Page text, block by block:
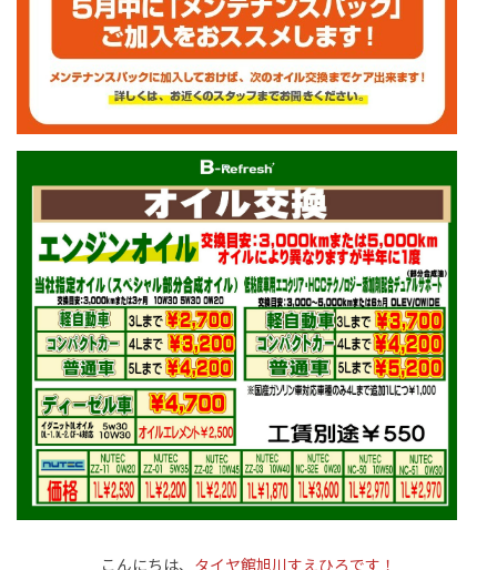
こんにちは、 タイヤ館旭川すえひろです！